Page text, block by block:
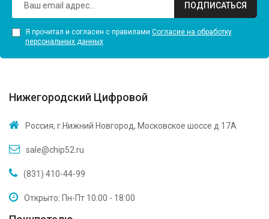
ПОДПИСАТЬСЯ
Я прочитал и согласен с правилами Согласие на обработку
персональных данных
Нижегородский Цифровой
Россия, г.Нижний Новгород, Московское шоссе д 17А
sale@chip52.ru
(831) 410-44-99
Открыто: Пн-Пт 10:00 - 18:00